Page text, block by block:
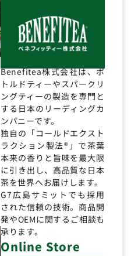
Benefitea株式会社は、ボ
トルドティーやスパークリ
ングティーの製造を専門と
する日本のリーディングカ
ンパニーです。
独自の「コールドエクスト
ラクション製法®」で茶葉
本来の香りと旨味を最大限
に引き出し、高品質な日本
茶を世界へお届けします。
G7広島サミットでも採用
された信頼の技術。商品開
発やOEMに関するご相談も
承ります。
Online Store